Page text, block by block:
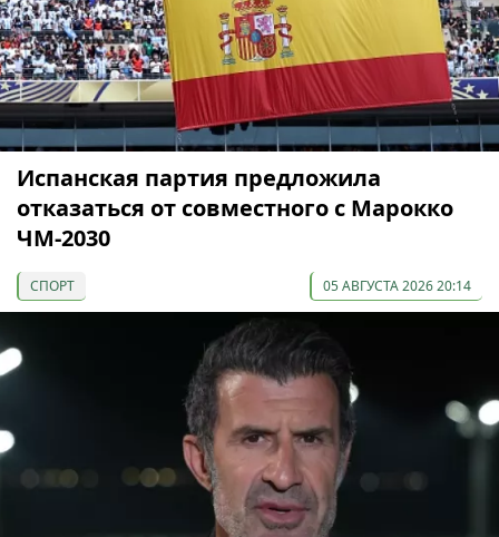
Испанская партия предложила
отказаться от совместного с Марокко
ЧМ-2030
СПОРТ 05 АВГУСТА 2026 20:14